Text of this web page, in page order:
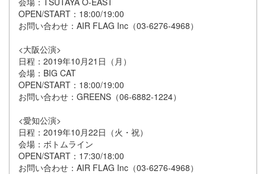
OPEN/START：18:00/19:00
お問い合わせ：AIR FLAG Inc（03-6276-4968）
<大阪公演>
日程：2019年10月21日（月）
会場：BIG CAT
OPEN/START：18:00/19:00
お問い合わせ：GREENS（06-6882-1224）
<愛知公演>
日程：2019年10月22日（火・祝）
会場：ボトムライン
OPEN/START：17:30/18:00
お問い合わせ：AIR FLAG Inc（03-6276-4968）